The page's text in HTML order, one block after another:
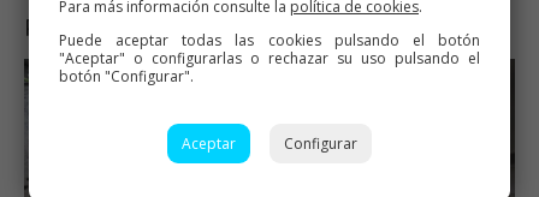
Paso a paso
Para más información consulte la política de cookies.
Puede aceptar todas las cookies pulsando el botón
"Aceptar" o configurarlas o rechazar su uso pulsando el
botón "Configurar".
Aceptar Configurar